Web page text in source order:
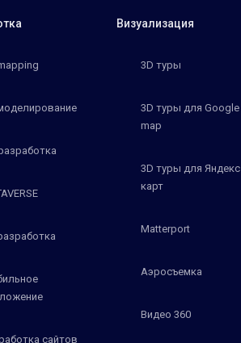
сайтов
Визуализация
3D туры
3D туры для Google
map
3D туры для Яндекс
карт
Matterport
Аэросъемка
Видео 360